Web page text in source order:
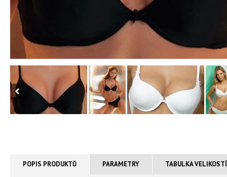
POPIS PRODUKTŮ PARAMETRY TABULKA